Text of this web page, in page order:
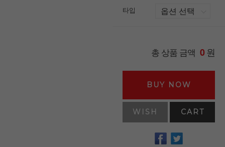
타입
총 상품 금액 0원
BUY NOW
WISH CART